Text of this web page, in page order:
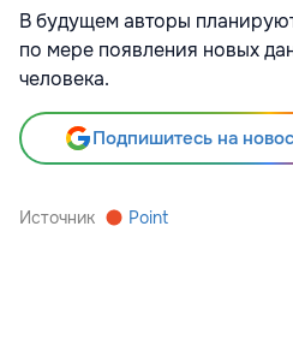
В будущем авторы
по мере появления новых
человека.
Подпишитесь на
Источник Point